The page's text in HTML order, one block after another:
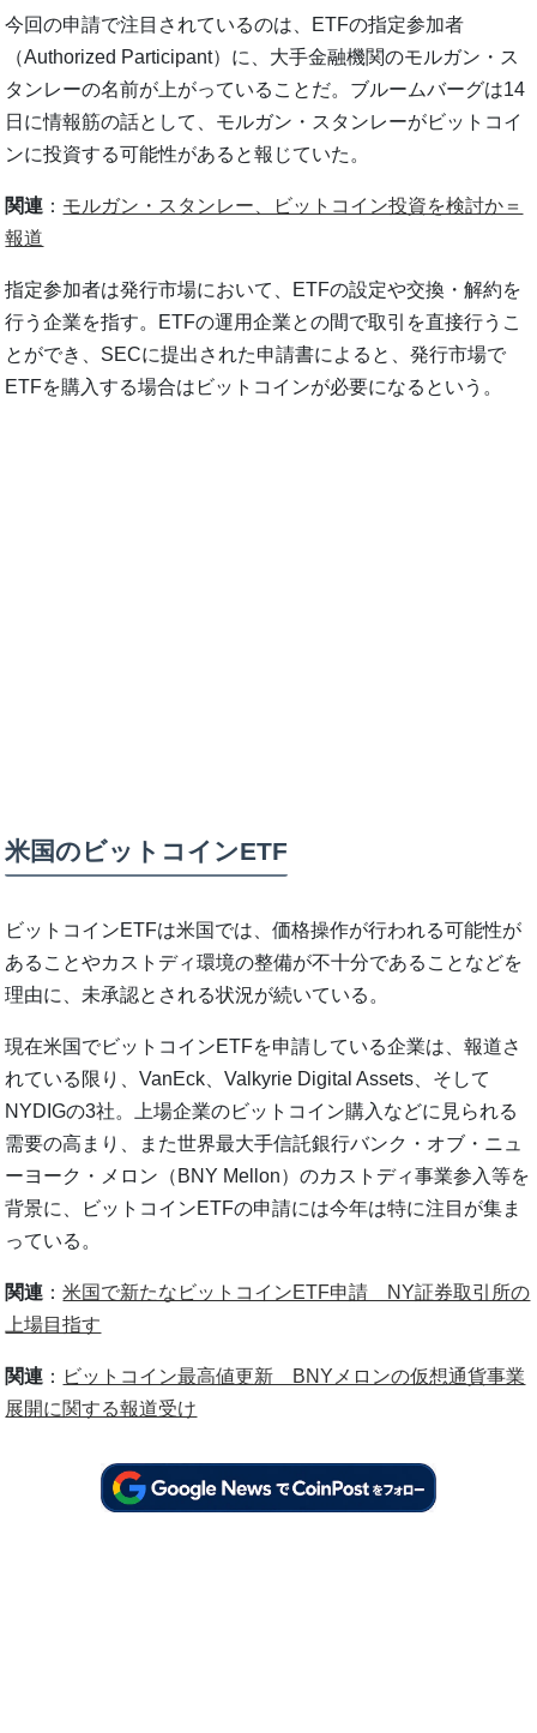
今回の申請で注目されているのは、ETFの指定参加者
（Authorized Participant）に、大手金融機関のモルガン・ス
タンレーの名前が上がっていることだ。ブルームバーグは14
日に情報筋の話として、モルガン・スタンレーがビットコイ
ンに投資する可能性があると報じていた。
関連 ： モルガン・スタンレー、ビットコイン投資を検討か＝
報道
指定参加者は発行市場において、ETFの設定や交換・解約を
行う企業を指す。ETFの運用企業との間で取引を直接行うこ
とができ、SECに提出された申請書によると、発行市場で
ETFを購入する場合はビットコインが必要になるという。
米国のビットコインETF
ビットコインETFは米国では、価格操作が行われる可能性が
あることやカストディ環境の整備が不十分であることなどを
理由に、未承認とされる状況が続いている。
現在米国でビットコインETFを申請している企業は、報道さ
れている限り、VanEck、Valkyrie Digital Assets、そして
NYDIGの3社。上場企業のビットコイン購入などに見られる
需要の高まり、また世界最大手信託銀行バンク・オブ・ニュ
ーヨーク・メロン（BNY Mellon）のカストディ事業参入等を
背景に、ビットコインETFの申請には今年は特に注目が集ま
っている。
関連 ：米国で新たなビットコインETF申請 NY証券取引所の
上場目指す
関連 ： ビットコイン最高値更新 BNYメロンの仮想通貨事業
展開に関する報道受け